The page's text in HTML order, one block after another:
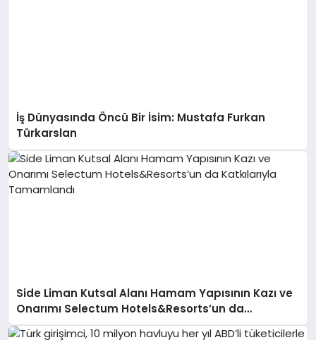
İş Dünyasında Öncü Bir İsim: Mustafa Furkan
Türkarslan
Side Liman Kutsal Alanı Hamam Yapısının Kazı ve
Onarımı Selectum Hotels&Resorts’un da
Katkılarıyla Tamamlandı